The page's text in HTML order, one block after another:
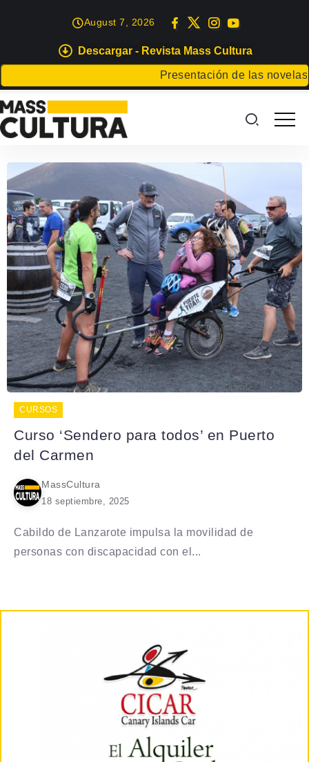
Descargar - Revista Mass Cultura
Presentación de las novelas
August 7, 2026
CURSOS
Curso ‘Sendero para todos’ en Puerto
del Carmen
MassCultura
18 septiembre, 2025
Cabildo de Lanzarote impulsa la movilidad de
personas con discapacidad con el...